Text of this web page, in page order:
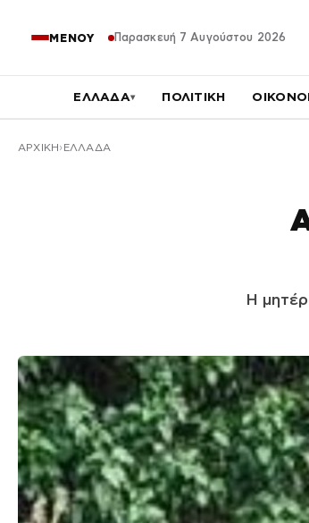
ΜΕΝΟΥ Παρασκευή 7 Αυγούστου 2026
ΕΛΛΑΔΑ▾ ΠΟΛΙΤΙΚΗ
ΑΡΧΙΚΉ ΕΛΛΑΔΑ
Η